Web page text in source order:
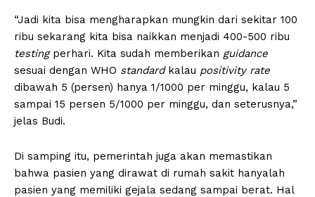
“Jadi kita bisa mengharapkan mungkin dari sekitar 100
ribu sekarang kita bisa naikkan menjadi 400-500 ribu
testingperhari. Kita sudah memberikan guidance
sesuai dengan WHO standardkalau positivity rate
dibawah 5 (persen) hanya 1/1000 per minggu, kalau 5
sampai 15 persen 5/1000 per minggu, dan seterusnya,”
jelas Budi.
Di samping itu, pemerintah juga akan memastikan
bahwa pasien yang dirawat di rumah sakit hanyalah
pasien yang memiliki gejala sedang sampai berat. Hal